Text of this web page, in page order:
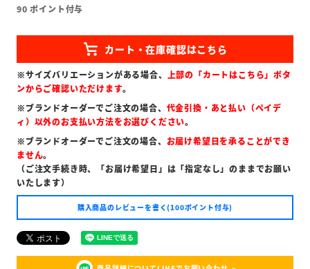
90 ポイント付与
※サイズバリエーションがある場合、 上部の「カートはこちら」ボタ
ンからご確認いただけます。
※ブランドオーダーでご注文の場合、 代金引換・あと払い（ペイデ
ィ）以外のお支払い方法をお選びください。
※ブランドオーダーでご注文の場合、 お届け希望日を承ることができ
ません。
（ご注文手続き時、「お届け希望日」は「指定なし」のままでお願い
いたします）
購入商品のレビューを書く(100ポイント付与)